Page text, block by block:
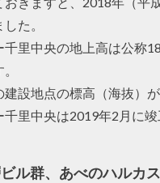
た。
千里中央の地上高は公称
設地点の標高（海抜）
里中央は2019年2月に竣
ル群、あべのハルカス